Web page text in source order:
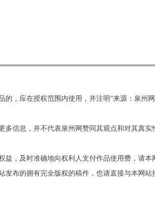
，应在授权范围内使用，并注明“来源：泉州
信息，并不代表泉州网赞同其观点和对其真
，及时准确地向权利人支付作品使用费，请
布的拥有完全版权的稿件，也请直接与本网站